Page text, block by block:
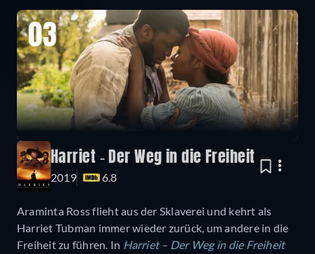
03
Harriet - Der Weg in die Freiheit
2019 6.8
Araminta Ross flieht aus der Sklaverei und kehrt als
Harriet Tubman immer wieder zurück, um andere in die
Freiheit zu führen. In Harriet – Der Weg in die Freiheit